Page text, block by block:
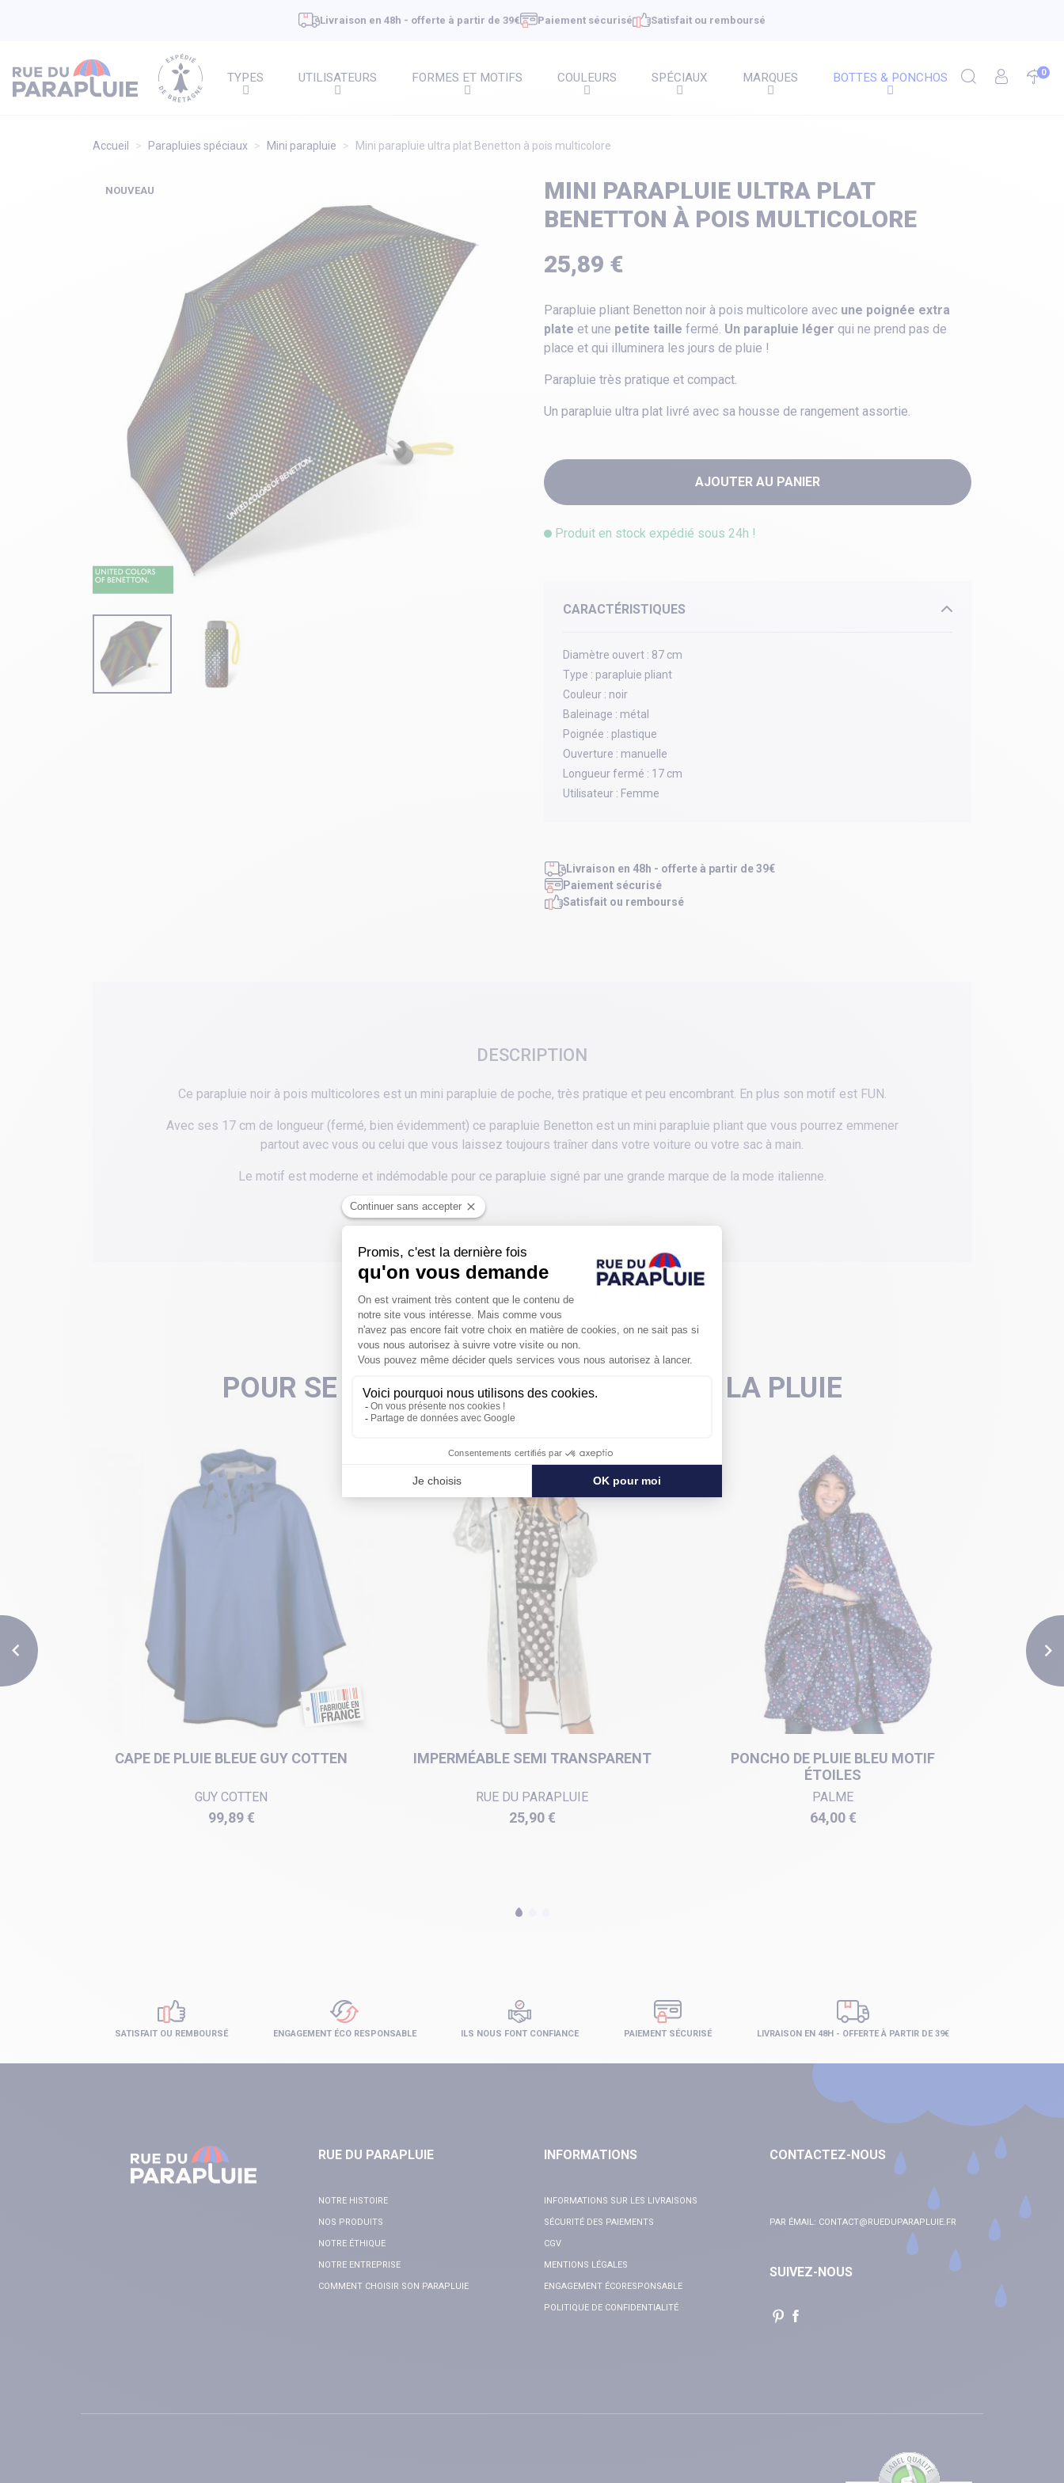
Livraison en 48h - offerte à partir de 39€ Paiement sécurisé Satisfait ou remboursé
0
TYPES UTILISATEURS FORMES ET MOTIFS COULEURS SPÉCIAUX MARQUES BOTTES & PONCHOS
Accueil Parapluies spéciaux Mini parapluie Mini parapluie ultra plat Benetton à pois multicolore
NOUVEAU
MINI PARAPLUIE ULTRA PLAT
BENETTON À POIS MULTICOLORE
25,89 €
Parapluie pliant Benetton noir à pois multicolore avec une poignée extra
plate et une petite taille fermé. Un parapluie léger qui ne prend pas de
place et qui illuminera les jours de pluie !
Parapluie très pratique et compact.
Un parapluie ultra plat livré avec sa housse de rangement assortie.
AJOUTER AU PANIER
Produit en stock expédié sous 24h !
CARACTÉRISTIQUES
Diamètre ouvert : 87 cm
Type : parapluie pliant
Couleur : noir
Baleinage : métal
Poignée : plastique
Ouverture : manuelle
Longueur fermé : 17 cm
Utilisateur : Femme
Livraison en 48h - offerte à partir de 39€
Paiement sécurisé
Satisfait ou remboursé
DESCRIPTION
Ce parapluie noir à pois multicolores est un mini parapluie de poche, très pratique et peu encombrant. En plus son motif est FUN.
Avec ses 17 cm de longueur (fermé, bien évidemment) ce parapluie Benetton est un mini parapluie pliant que vous pourrez emmener
partout avec vous ou celui que vous laissez toujours traîner dans votre voiture ou votre sac à main.
Le motif est moderne et indémodable pour ce parapluie signé par une grande marque de la mode italienne.
POUR SE PROTÉGER ENCORE PLUS DE LA PLUIE

CAPE DE PLUIE BLEUE GUY COTTEN
GUY COTTEN
Prix
99,89 €
IMPERMÉABLE SEMI TRANSPARENT
RUE DU PARAPLUIE
Prix
25,90 €
PONCHO DE PLUIE BLEU MOTIF
ÉTOILES
PALME
Prix
64,00 €

LIVRAISON EN 48H - OFFERTE À PARTIR DE 39€
PAIEMENT SÉCURISÉ
SATISFAIT OU REMBOURSÉ ENGAGEMENT ÉCO RESPONSABLE ILS NOUS FONT CONFIANCE
RUE DU PARAPLUIE
NOTRE HISTOIRE
NOS PRODUITS
NOTRE ÉTHIQUE
NOTRE ENTREPRISE
COMMENT CHOISIR SON PARAPLUIE
INFORMATIONS
INFORMATIONS SUR LES LIVRAISONS
SÉCURITÉ DES PAIEMENTS
CGV
MENTIONS LÉGALES
ENGAGEMENT ÉCORESPONSABLE
POLITIQUE DE CONFIDENTIALITÉ
CONTACTEZ-NOUS
PAR ÉMAIL: CONTACT@RUEDUPARAPLUIE.FR
SUIVEZ-NOUS